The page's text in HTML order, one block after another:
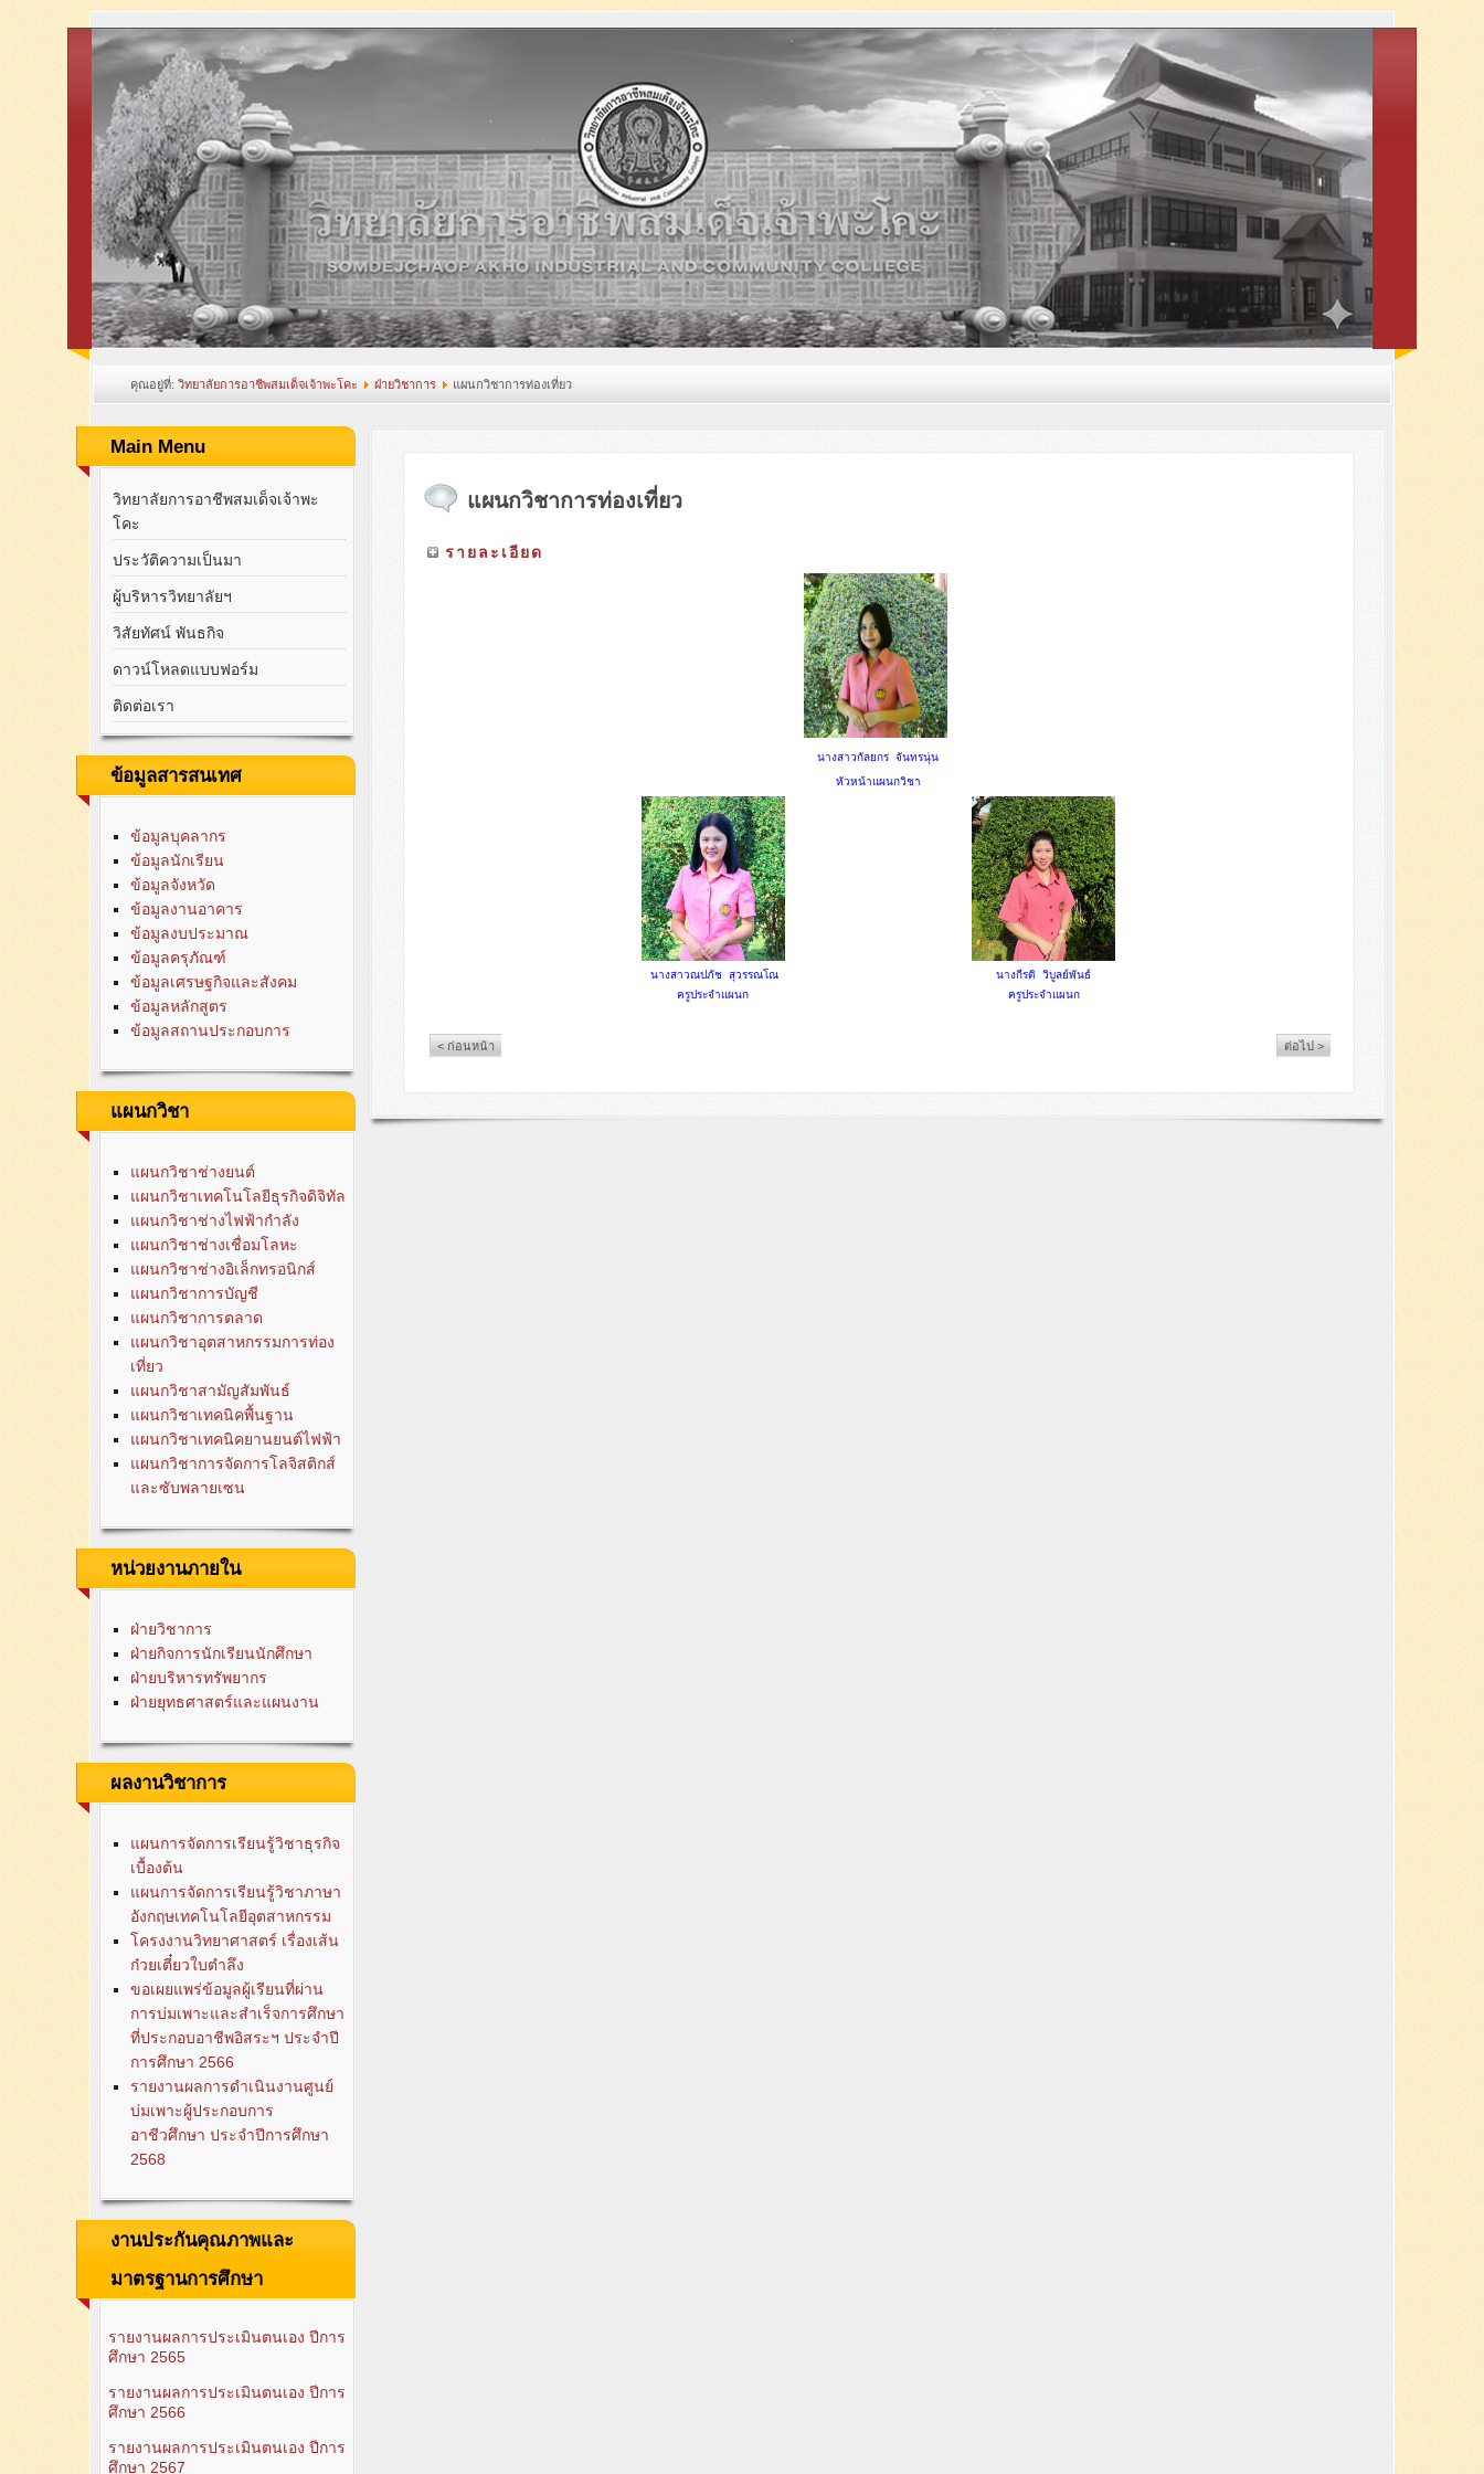
คุณอยู่ที่:วิทยาลัยการอาชีพสมเด็จเจ้าพะโคะ ฝ่ายวิชาการ แผนกวิชาการท่องเที่ยว
Main Menu
วิทยาลัยการอาชีพสมเด็จเจ้าพะ
โคะ
ประวัติความเป็นมา
ผู้บริหารวิทยาลัยฯ
วิสัยทัศน์ พันธกิจ
ดาวน์โหลดแบบฟอร์ม
ติดต่อเรา
ข้อมูลสารสนเทศ
ข้อมูลบุคลากร
ข้อมูลนักเรียน
ข้อมูลจังหวัด
ข้อมูลงานอาคาร
ข้อมูลงบประมาณ
ข้อมูลครุภัณฑ์
ข้อมูลเศรษฐกิจและสังคม
ข้อมูลหลักสูตร
ข้อมูลสถานประกอบการ
แผนกวิชา
แผนกวิชาช่างยนต์
แผนกวิชาเทคโนโลยีธุรกิจดิจิทัล
แผนกวิชาช่างไฟฟ้ากำลัง
แผนกวิชาช่างเชื่อมโลหะ
แผนกวิชาช่างอิเล็กทรอนิกส์
แผนกวิชาการบัญชี
แผนกวิชาการตลาด
แผนกวิชาอุตสาหกรรมการท่อง
เที่ยว
แผนกวิชาสามัญสัมพันธ์
แผนกวิชาเทคนิคพื้นฐาน
แผนกวิชาเทคนิคยานยนต์ไฟฟ้า
แผนกวิชาการจัดการโลจิสติกส์
และซับพลายเซน
หน่วยงานภายใน
ฝ่ายวิชาการ
ฝ่ายกิจการนักเรียนนักศึกษา
ฝ่ายบริหารทรัพยากร
ฝ่ายยุทธศาสตร์และแผนงาน
ผลงานวิชาการ
แผนการจัดการเรียนรู้วิชาธุรกิจ
เบื้องต้น
แผนการจัดการเรียนรู้วิชาภาษา
อังกฤษเทคโนโลยีอุตสาหกรรม
โครงงานวิทยาศาสตร์ เรื่องเส้น
ก๋วยเตี๋ยวใบตำลึง
ขอเผยแพร่ข้อมูลผู้เรียนที่ผ่าน
การบ่มเพาะและสำเร็จการศึกษา
ที่ประกอบอาชีพอิสระฯ ประจำปี
การศึกษา 2566
รายงานผลการดำเนินงานศูนย์
บ่มเพาะผู้ประกอบการ
อาชีวศึกษา ประจำปีการศึกษา
2568
งานประกันคุณภาพและ
มาตรฐานการศึกษา
รายงานผลการประเมินตนเอง ปีการ
ศึกษา 2565
รายงานผลการประเมินตนเอง ปีการ
ศึกษา 2566
รายงานผลการประเมินตนเอง ปีการ
ศึกษา 2567
แผนกวิชาการท่องเที่ยว
รายละเอียด
นางสาวกัลยกร จันทรนุ่น
หัวหน้าแผนกวิชา
นางสาวณปภัช สุวรรณโณ
ครูประจำแผนก
นางกีรติ วิบูลย์พันธ์
ครูประจำแผนก
< ก่อนหน้า ต่อไป >